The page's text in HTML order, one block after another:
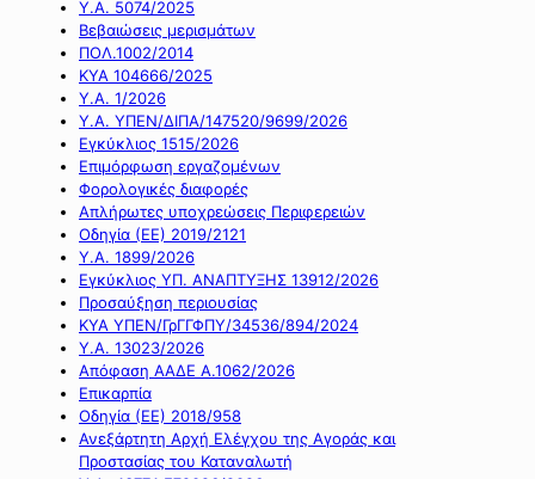
Υ.Α. 5074/2025
Βεβαιώσεις μερισμάτων
ΠΟΛ.1002/2014
ΚΥΑ 104666/2025
Υ.Α. 1/2026
Υ.Α. ΥΠΕΝ/ΔΙΠΑ/147520/9699/2026
Εγκύκλιος 1515/2026
Επιμόρφωση εργαζομένων
Φορολογικές διαφορές
Απλήρωτες υποχρεώσεις Περιφερειών
Οδηγία (ΕΕ) 2019/2121
Υ.Α. 1899/2026
Εγκύκλιος ΥΠ. ΑΝΑΠΤΥΞΗΣ 13912/2026
Προσαύξηση περιουσίας
ΚΥΑ ΥΠΕΝ/ΓρΓΓΦΠΥ/34536/894/2024
Υ.Α. 13023/2026
Απόφαση ΑΑΔΕ Α.1062/2026
Επικαρπία
Οδηγία (ΕΕ) 2018/958
Ανεξάρτητη Αρχή Ελέγχου της Αγοράς και
Προστασίας του Καταναλωτή